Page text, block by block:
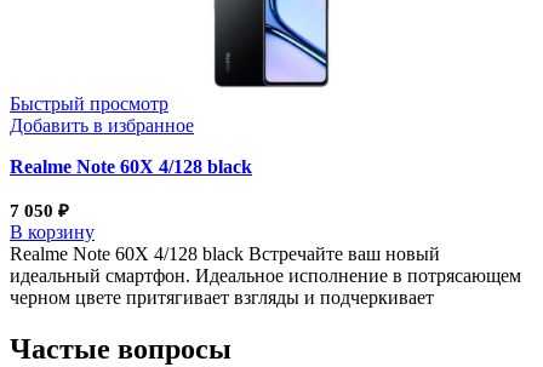
Быстрый просмотр
Добавить в избранное
Realme Note 60Х 4/128 black
7 050 ₽
В корзину
Realme Note 60Х 4/128 black Встречайте ваш новый
идеальный смартфон. Идеальное исполнение в потрясающем
черном цвете притягивает взгляды и подчеркивает
Частые вопросы